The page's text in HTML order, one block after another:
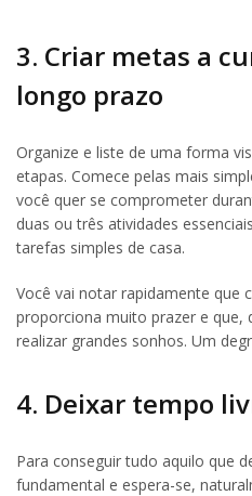
3. Criar metas a
longo prazo
Organize e liste de uma forma
etapas. Comece pelas mais
você quer se comprometer
duas ou três atividades
tarefas simples de casa.
Você vai notar rapidamente que
proporciona muito prazer e que,
realizar grandes sonhos. Um
4. Deixar tempo
Para conseguir tudo aquilo que
fundamental e espera-se,